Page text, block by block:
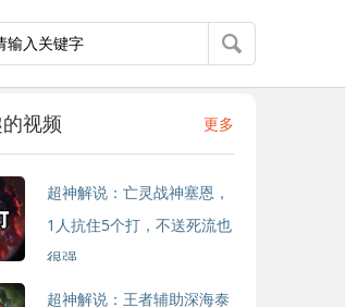
视频 更多
超神解说：亡灵战神塞恩，
1人抗住5个打，不送死流也
很强
超神解说：王者辅助深海泰